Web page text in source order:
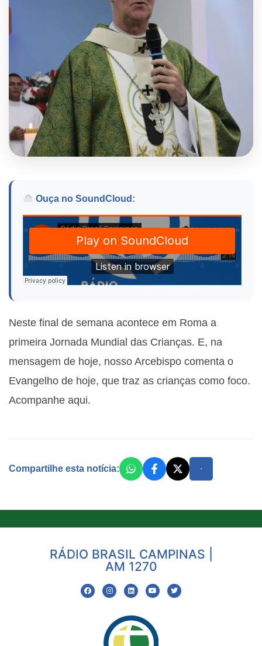
Ouça no SoundCloud:
Neste final de semana acontece em Roma a
primeira Jornada Mundial das Crianças. E, na
mensagem de hoje, nosso Arcebispo comenta o
Evangelho de hoje, que traz as crianças como foco.
Acompanhe aqui.
Compartilhe esta notícia:
RÁDIO BRASIL CAMPINAS |
AM 1270